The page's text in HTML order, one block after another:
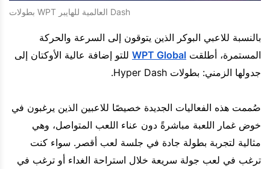
بطولات WPT العالمية للهايبر Dash
بالنسبة للاعبي البوكر الذين يتوقون إلى السرعة والحركة
المستمرة، أطلقت WPT Global للتو إضافة عالية الأوكتان إلى
جدولها الزمني: بطولات Hyper Dash.
صُممت هذه الفعاليات الجديدة خصيصًا للاعبين الذين يرغبون في
خوض غمار اللعبة مباشرةً دون عناء اللعب المتواصل، وهي
مثالية لتجربة بطولة جادة في جلسة لعب أقصر. سواء كنت
ترغب في لعب جولة سريعة خلال استراحة الغداء أو ترغب في